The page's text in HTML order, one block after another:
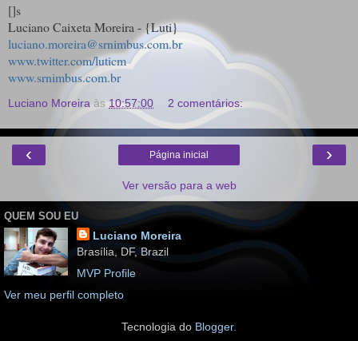
[]s
Luciano Caixeta Moreira - {Luti}
luciano.moreira@srnimbus.com.br
www.twitter.com/luticm
www.srnimbus.com.br
Luciano Moreira às 10:57:00 2 comentários:
‹ ›
Página inicial
Ver versão para a web
QUEM SOU EU
Luciano Moreira
Brasília, DF, Brazil
MVP Profile
Ver meu perfil completo
Tecnologia do Blogger.